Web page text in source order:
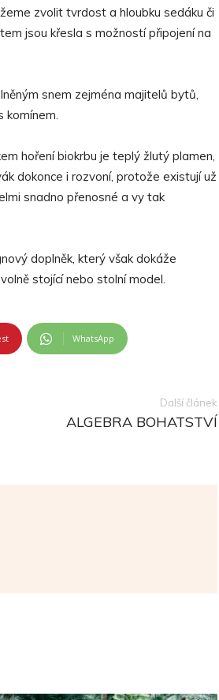
zvolit tvrdost a hloubku sedáku či
jsou křesla s možností připojení na
snem zejména majitelů bytů,
komínem.
hoření biokrbu je teplý žlutý plamen,
dokonce i rozvoní, protože existují už
snadno přenosné a vy tak
doplněk, který však dokáže
stojící nebo stolní model.
WhatsApp
Další článek
ALGEBRA BOHATSTVÍ